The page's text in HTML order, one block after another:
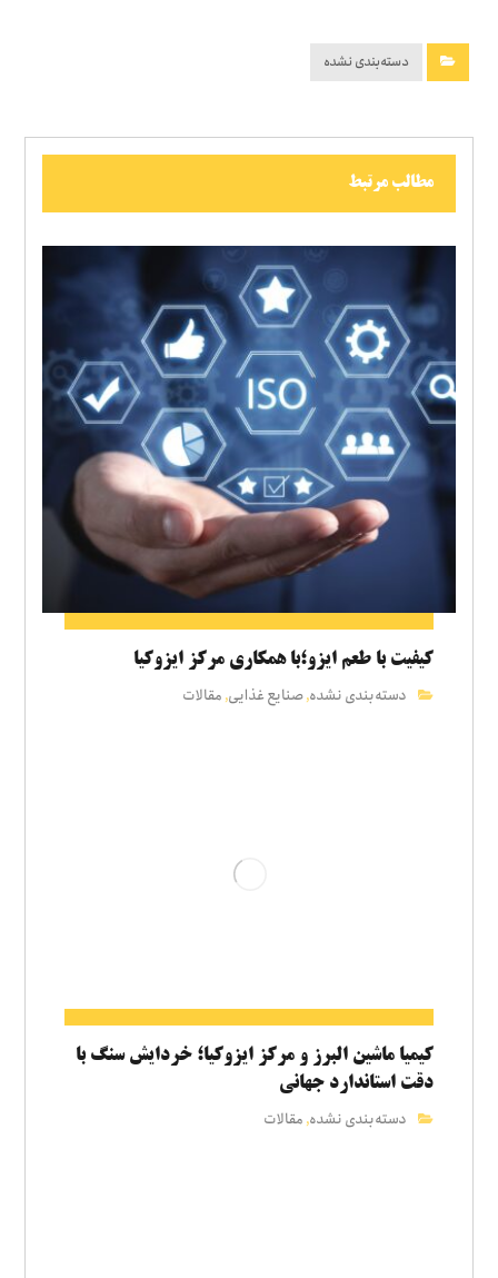
دسته‌بندی نشده
مطالب مرتبط
کیفیت با طعم ایزو؛با همکاری مرکز ایزوکیا
دسته‌بندی نشده,صنایع غذایی,مقالات
کیمیا ماشین البرز و مرکز ایزوکیا؛ خردایش سنگ با
دقت استاندارد جهانی
دسته‌بندی نشده,مقالات